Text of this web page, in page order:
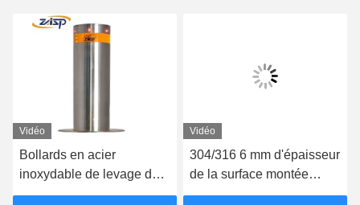
Vidéo
Bollards en acier
inoxydable de levage de
haute sécurité avec
Vidéo
304/316 6 mm d'épaisseur
de la surface montée
Bollards Système de